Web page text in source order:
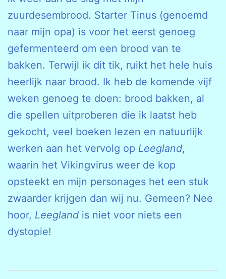
zuurdesembrood. Starter Tinus (genoemd
naar mijn opa) is voor het eerst genoeg
gefermenteerd om een brood van te
bakken. Terwijl ik dit tik, ruikt het hele huis
heerlijk naar brood. Ik heb de komende vijf
weken genoeg te doen: brood bakken, al
die spellen uitproberen die ik laatst heb
gekocht, veel boeken lezen en natuurlijk
werken aan het vervolg op Leegland,
waarin het Vikingvirus weer de kop
opsteekt en mijn personages het een stuk
zwaarder krijgen dan wij nu. Gemeen? Nee
hoor, Leegland is niet voor niets een
dystopie!